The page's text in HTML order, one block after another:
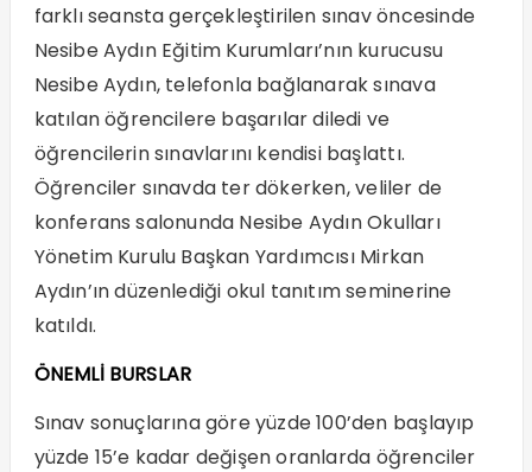
farklı seansta gerçekleştirilen sınav öncesinde
Nesibe Aydın Eğitim Kurumları’nın kurucusu
Nesibe Aydın, telefonla bağlanarak sınava
katılan öğrencilere başarılar diledi ve
öğrencilerin sınavlarını kendisi başlattı.
Öğrenciler sınavda ter dökerken, veliler de
konferans salonunda Nesibe Aydın Okulları
Yönetim Kurulu Başkan Yardımcısı Mirkan
Aydın’ın düzenlediği okul tanıtım seminerine
katıldı.
ÖNEMLİ BURSLAR
Sınav sonuçlarına göre yüzde 100’den başlayıp
yüzde 15’e kadar değişen oranlarda öğrenciler